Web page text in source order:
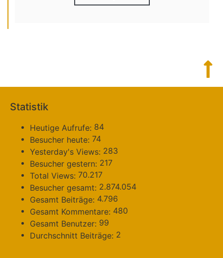
Statistik
Heutige Aufrufe: 84
Besucher heute: 74
Yesterday's Views: 283
Besucher gestern: 217
Total Views: 70.217
Besucher gesamt: 2.874.054
Gesamt Beiträge: 4.796
Gesamt Kommentare: 480
Gesamt Benutzer: 99
Durchschnitt Beiträge: 2